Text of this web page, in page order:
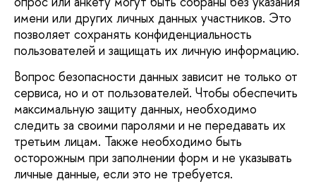
имени или других личных данных участников. Это
позволяет сохранять конфиденциальность
пользователей и защищать их личную информацию.
Вопрос безопасности данных зависит не только от
сервиса, но и от пользователей. Чтобы обеспечить
максимальную защиту данных, необходимо
следить за своими паролями и не передавать их
третьим лицам. Также необходимо быть
осторожным при заполнении форм и не указывать
личные данные, если это не требуется.